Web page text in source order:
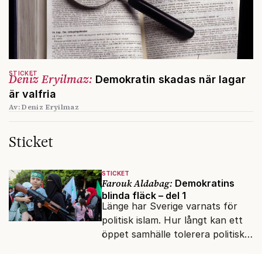
Deniz Eryilmaz: Demokratin skadas när lagar
är valfria
STICKET
Av: Deniz Eryilmaz
Sticket
STICKET
Farouk Aldabag: Demokratins
blinda fläck – del 1
Länge har Sverige varnats för
politisk islam. Hur långt kan ett
öppet samhälle tolerera politiska